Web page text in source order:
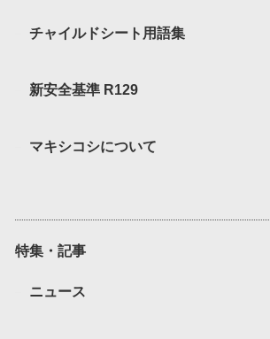
チャイルドシート用語集
新安全基準 R129
マキシコシについて
特集・記事
ニュース